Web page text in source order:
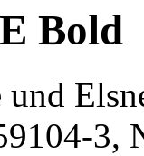
Bold
3,